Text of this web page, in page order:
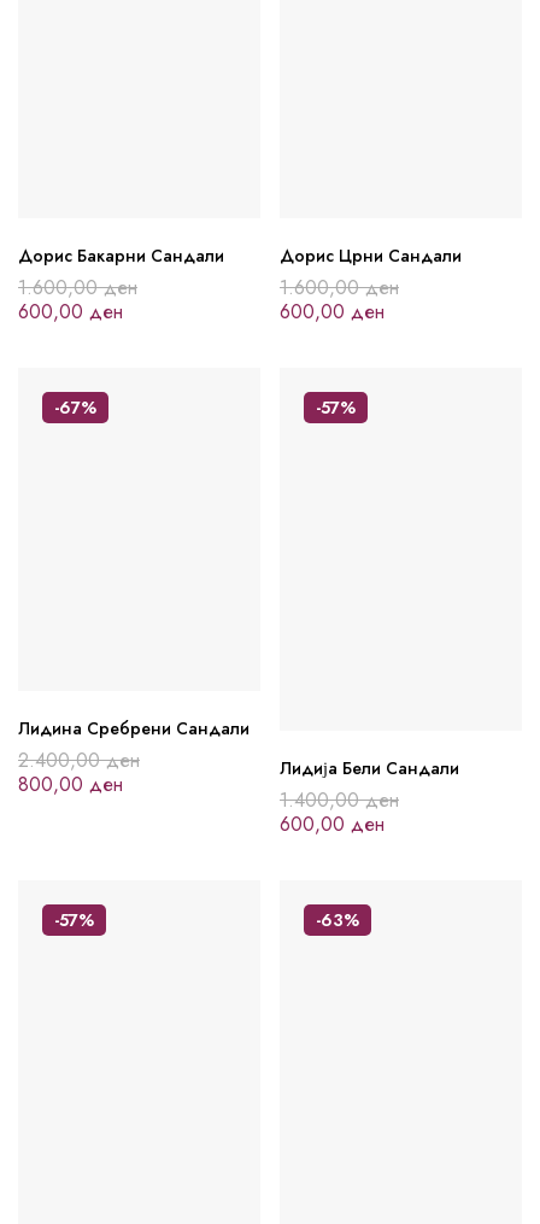
Дорис Бакарни Сандали
1.600,00ден
600,00 ден
Дорис Црни Сандали
1.600,00ден
600,00 ден
-67%
Лидина Сребрени Сандали
2.400,00ден
800,00 ден
-57%
Лидија Бели Сандали
1.400,00ден
600,00 ден
-57% -63%